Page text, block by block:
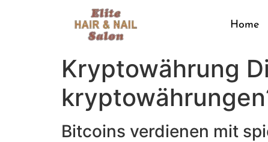
Home
Kryptowährung
Bitcoins verdienen mit